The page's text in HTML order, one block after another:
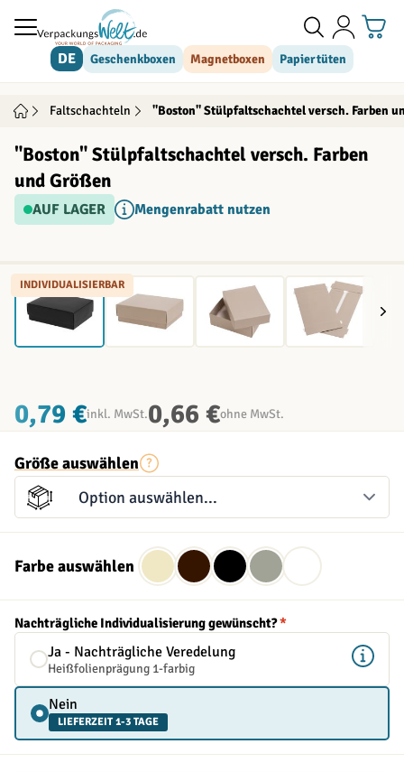
Direkt zum Inhalt
DE Geschenkboxen Magnetboxen Papiertüten
Faltschachteln "Boston" Stülpfaltschachtel versch. Farben
"Boston" Stülpfaltschachtel versch. Farben
und Größen
AUF LAGER Mengenrabatt nutzen
INDIVIDUALISIERBAR
0,79 €inkl. MwSt.0,66 €ohne MwSt.
Größe auswählen
Farbe auswählen
Nachträgliche Individualisierung gewünscht?*
Ja - Nachträgliche Veredelung
Heißfolienprägung 1-farbig
Nein
LIEFERZEIT 1-3 TAGE